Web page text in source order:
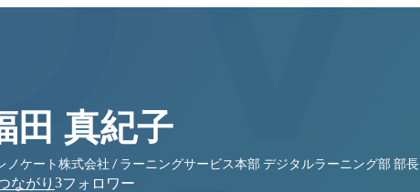
田 真紀子
ノケート株式会社 / ラーニングサービス本部 デジタルラーニング部 部長
ながり 3フォロワー